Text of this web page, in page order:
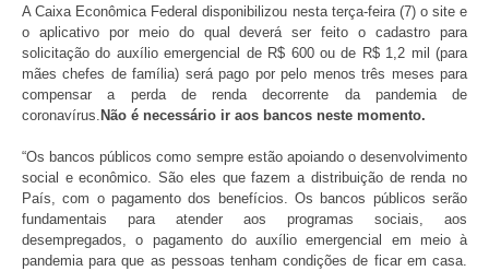
A Caixa Econômica Federal disponibilizou nesta terça-feira (7) o site e
o aplicativo por meio do qual deverá ser feito o cadastro para
solicitação do auxílio emergencial de R$ 600 ou de R$ 1,2 mil (para
mães chefes de família) será pago por pelo menos três meses para
compensar a perda de renda decorrente da pandemia de
coronavírus. Não é necessário ir aos bancos neste momento.
“Os bancos públicos como sempre estão apoiando o desenvolvimento
social e econômico. São eles que fazem a distribuição de renda no
País, com o pagamento dos benefícios. Os bancos públicos serão
fundamentais para atender aos programas sociais, aos
desempregados, o pagamento do auxílio emergencial em meio à
pandemia para que as pessoas tenham condições de ficar em casa.